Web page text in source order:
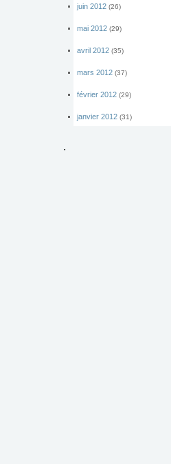
juin 2012 (26)
mai 2012 (29)
avril 2012 (35)
mars 2012 (37)
février 2012 (29)
janvier 2012 (31)
.